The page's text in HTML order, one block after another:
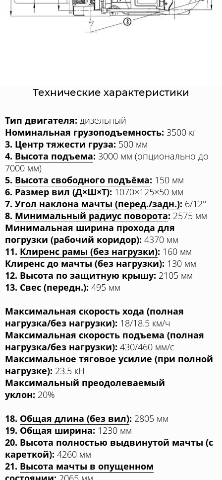
Технические характеристики
Тип двигателя: дизельный
Номинальная грузоподъемность: 3500 кг
3. Центр тяжести груза: 500 мм
4. Высота подъема: 3000 мм (опционально до
7000 мм)
5. Высота свободного подъёма: 150 мм
6. Размер вил (Д×Ш×Т): 1070×125×50 мм
7. Угол наклона мачты (перед./задн.): 6/12°
8. Минимальный радиус поворота: 2575 мм
Минимальная ширина прохода для
погрузки (рабочий коридор): 4370 мм
11. Клиренс рамы (без нагрузки): 160 мм
Клиренс до мачты (без нагрузки): 130 мм
12. Высота по защитную крышу: 2105 мм
13. Свес (передн.): 495 мм
Максимальная скорость хода (полная
нагрузка/без нагрузки): 18/18.5 км/ч
Максимальная скорость подъема (полная
нагрузка/без нагрузки): 430/460 мм/с
Максимальное тяговое усилие (при полной
нагрузке): 23.5 кН
Максимальный преодолеваемый
уклон: 20%
18. Общая длина (без вил): 2805 мм
19. Общая ширина: 1230 мм
20. Высота полностью выдвинутой мачты (с
кареткой): 4260 мм
21. Высота мачты в опущенном